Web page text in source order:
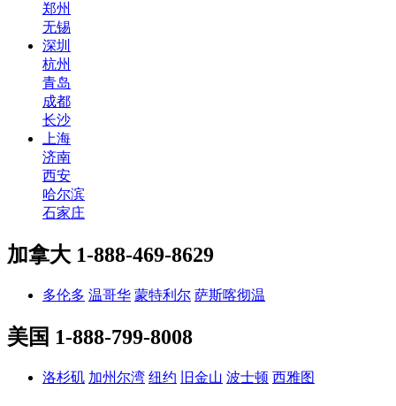
郑州
无锡
深圳
杭州
青岛
成都
长沙
上海
济南
西安
哈尔滨
石家庄
加拿大 1-888-469-8629
多伦多 温哥华 蒙特利尔 萨斯喀彻温
美国 1-888-799-8008
洛杉矶 加州尔湾 纽约 旧金山 波士顿 西雅图